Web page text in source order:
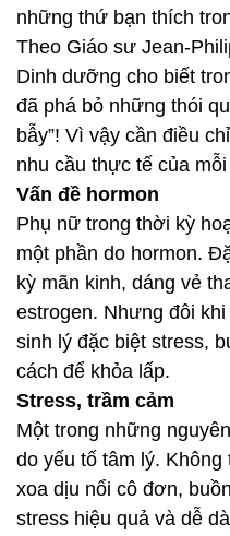
những thứ bạn thích
Theo Giáo sư Jean-
Dinh dưỡng cho biết
đã phá bỏ những thói
bẫy”! Vì vậy cần điều
nhu cầu thực tế của
Vấn đề hormon
Phụ nữ trong thời kỳ
một phần do hormon.
kỳ mãn kinh, dáng vẻ
estrogen. Nhưng đôi
sinh lý đặc biệt stress,
cách để khỏa lấp.
Stress, trầm cảm
Một trong những
do yếu tố tâm lý.
xoa dịu nổi cô đơn,
stress hiệu quả và dễ